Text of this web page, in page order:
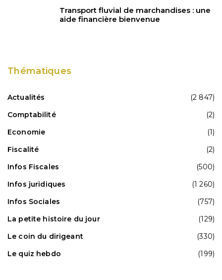
Transport fluvial de marchandises : une
aide financière bienvenue
Thématiques
Actualités
(2 847)
Comptabilité
(2)
Economie
(1)
Fiscalité
(2)
Infos Fiscales
(500)
Infos juridiques
(1 260)
Infos Sociales
(757)
La petite histoire du jour
(129)
Le coin du dirigeant
(330)
Le quiz hebdo
(199)